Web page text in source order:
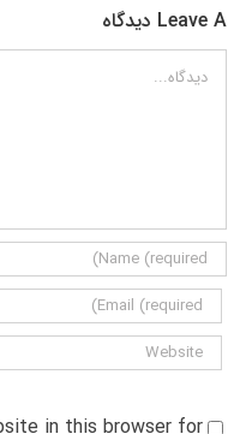
Leave A دیدگاه
دیدگاه
in this browser for